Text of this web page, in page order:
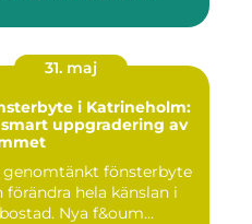
31. maj
i Katrineholm:
uppgradering av
genomtänkt fönsterbyte
förändra hela känslan i
Nya f&oum...